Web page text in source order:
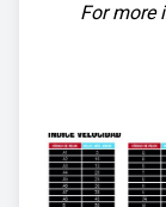
For more